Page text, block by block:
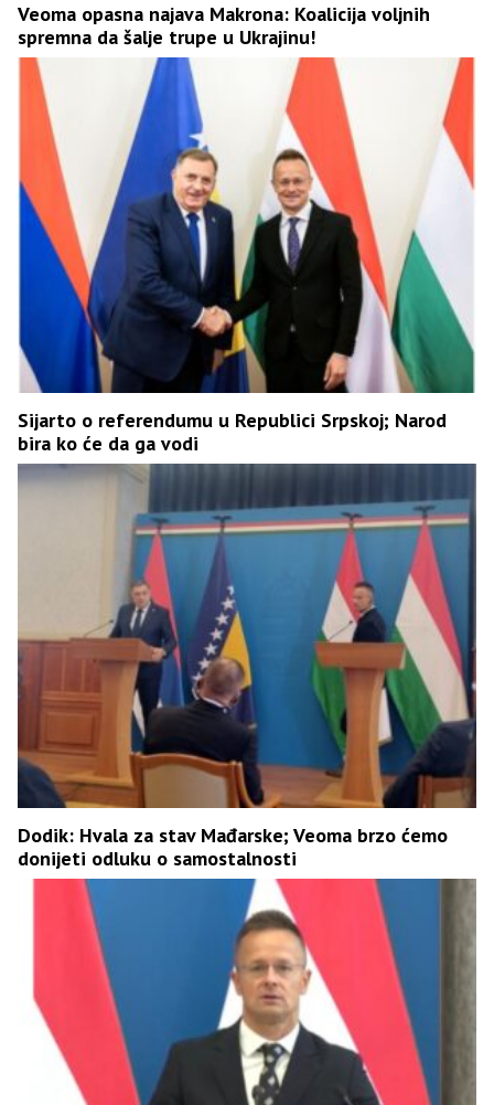
Veoma opasna najava Makrona: Koalicija voljnih
spremna da šalje trupe u Ukrajinu!
Sijarto o referendumu u Republici Srpskoj; Narod
bira ko će da ga vodi
Dodik: Hvala za stav Mađarske; Veoma brzo ćemo
donijeti odluku o samostalnosti